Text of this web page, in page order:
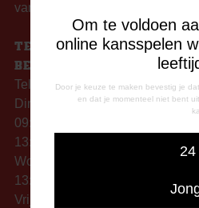
Om te voldoen
online kansspelen
Door je keuze te maken bevestig je
en dat je momenteel niet bent
vanaf 13.00 uur (i.p.v. 09.00 uur).
TELEFONISCHE
BEREIKBAARHEID
Telefonisch bereikbaar op:
Dinsdag
09:00 - 12:15 uur
13:00 - 17:00 uur
Woensdag
13:00 - 17:00 uur
Vrijdag